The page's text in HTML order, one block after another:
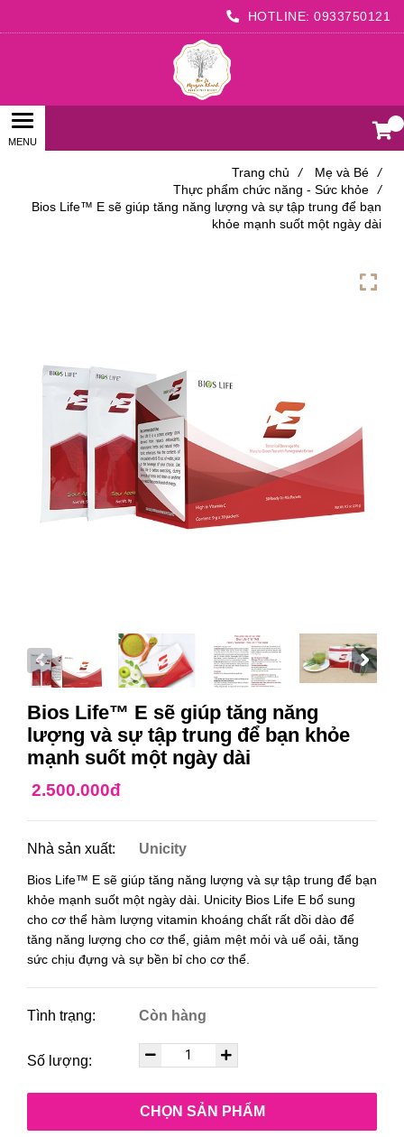
HOTLINE: 0933750121
Trang chủ / Mẹ và Bé
/
Thực phẩm chức năng - Sức khỏe
/
Bios Life™ E sẽ giúp tăng năng lượng và sự tập trung để bạn
khỏe mạnh suốt một ngày dài
Bios Life™ E sẽ giúp tăng năng
lượng và sự tập trung để bạn khỏe
mạnh suốt một ngày dài
2.500.000đ
Nhà sản xuất: Unicity
Bios Life™ E sẽ giúp tăng năng lượng và sự tập trung để bạn
khỏe mạnh suốt một ngày dài. Unicity Bios Life E bổ sung
cho cơ thể hàm lượng vitamin khoáng chất rất dồi dào để
tăng năng lượng cho cơ thể, giảm mệt mỏi và uể oải, tăng
sức chịu đựng và sự bền bỉ cho cơ thể.
Tình trạng: Còn hàng
Số lượng:
CHỌN SẢN PHẨM